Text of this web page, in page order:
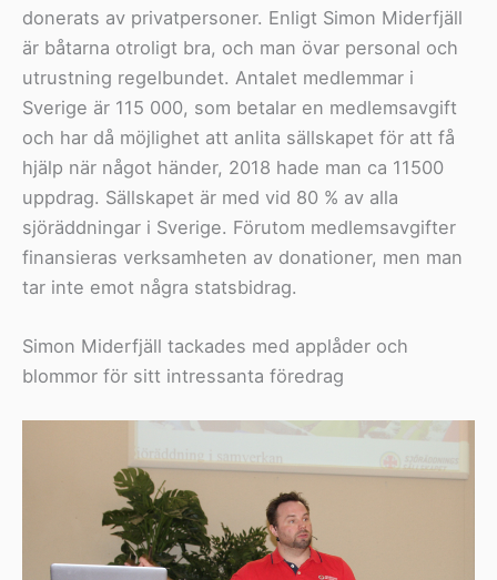
donerats av privatpersoner. Enligt Simon Miderfjäll
är båtarna otroligt bra, och man övar personal och
utrustning regelbundet. Antalet medlemmar i
Sverige är 115 000, som betalar en medlemsavgift
och har då möjlighet att anlita sällskapet för att få
hjälp när något händer, 2018 hade man ca 11500
uppdrag. Sällskapet är med vid 80 % av alla
sjöräddningar i Sverige. Förutom medlemsavgifter
finansieras verksamheten av donationer, men man
tar inte emot några statsbidrag.
Simon Miderfjäll tackades med applåder och
blommor för sitt intressanta föredrag